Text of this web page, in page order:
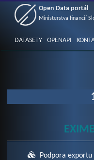
Open Data portál
Ministerstva financií
DATASETY OPENAPI
Podpora